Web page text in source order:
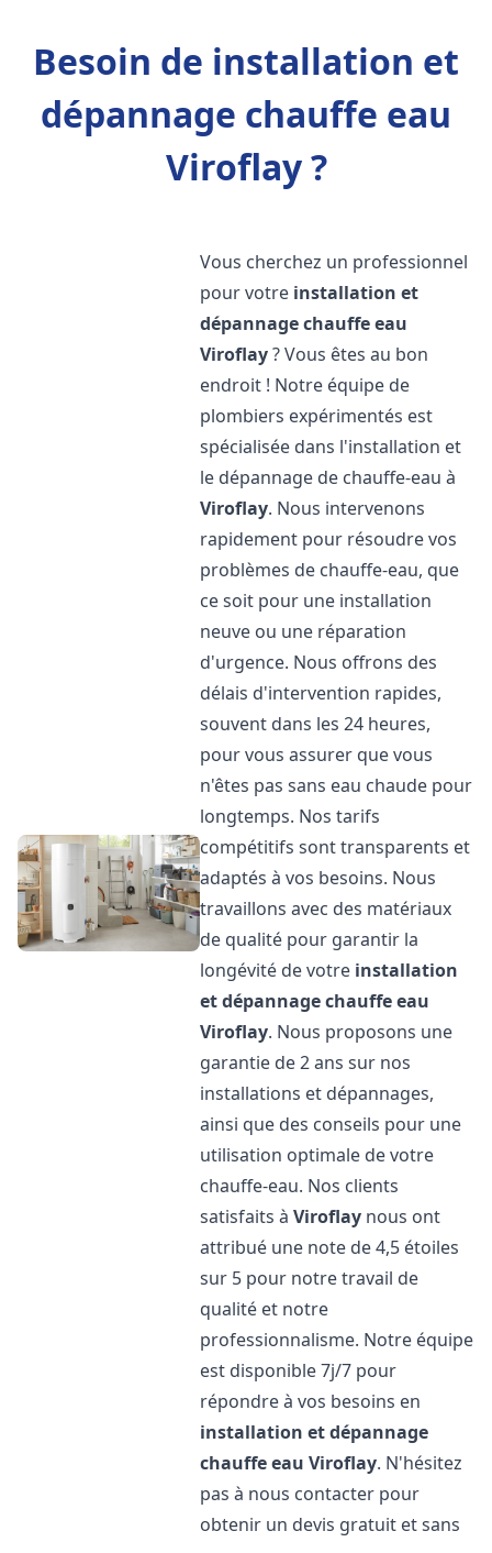
Besoin de installation et
dépannage chauffe eau
Viroflay ?
Vous cherchez un professionnel
pour votre installation et
dépannage chauffe eau
Viroflay? Vous êtes au bon
endroit ! Notre équipe de
plombiers expérimentés est
spécialisée dans l'installation et
le dépannage de chauffe-eau à
Viroflay. Nous intervenons
rapidement pour résoudre vos
problèmes de chauffe-eau, que
ce soit pour une installation
neuve ou une réparation
d'urgence. Nous offrons des
délais d'intervention rapides,
souvent dans les 24 heures,
pour vous assurer que vous
n'êtes pas sans eau chaude pour
longtemps. Nos tarifs
compétitifs sont transparents et
adaptés à vos besoins. Nous
travaillons avec des matériaux
de qualité pour garantir la
longévité de votre installation
et dépannage chauffe eau
Viroflay. Nous proposons une
garantie de 2 ans sur nos
installations et dépannages,
ainsi que des conseils pour une
utilisation optimale de votre
chauffe-eau. Nos clients
satisfaits àViroflay nous ont
attribué une note de 4,5 étoiles
sur 5 pour notre travail de
qualité et notre
professionnalisme. Notre équipe
est disponible 7j/7 pour
répondre à vos besoins en
installation et dépannage
chauffe eau Viroflay. N'hésitez
pas à nous contacter pour
obtenir un devis gratuit et sans